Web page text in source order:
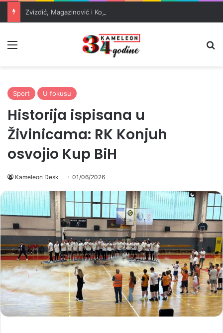
Sport U fokusu
Historija ispisana u
Živinicama: RK Konjuh
osvojio Kup BiH
Kameleon Desk 01/06/2026